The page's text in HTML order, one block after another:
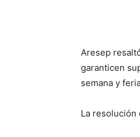
Aresep
garanticen
semana y
La resolución